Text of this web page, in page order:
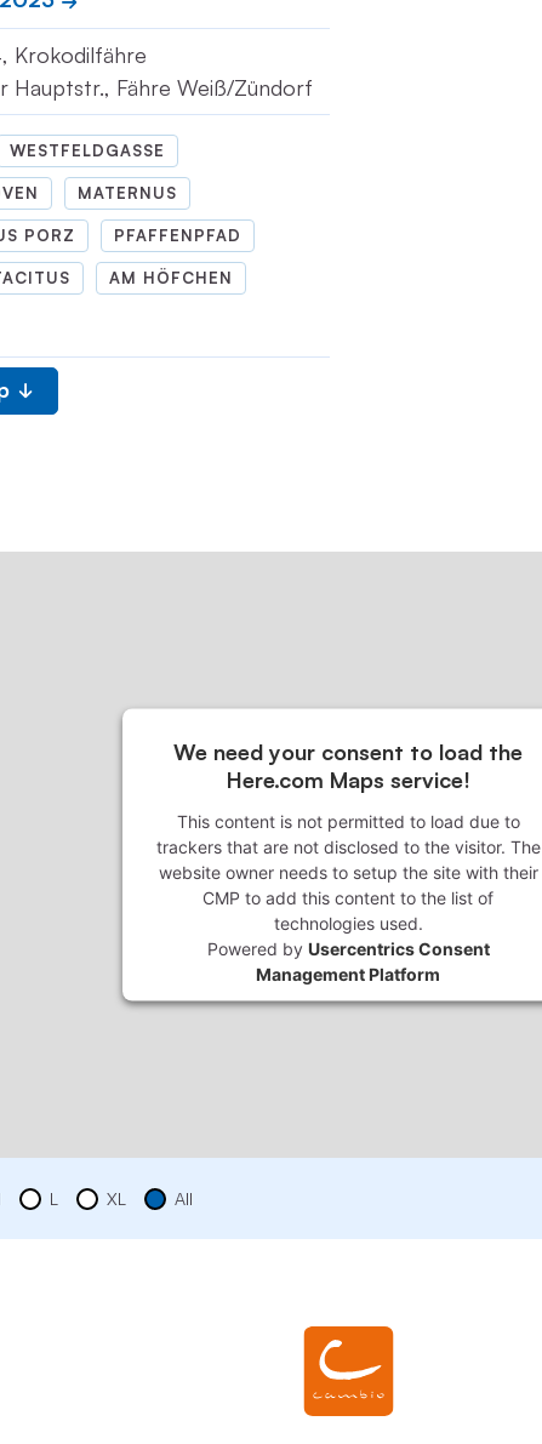
Krokodilfähre
Hauptstr., Fähre Weiß/Zündorf
WESTFELDGASSE
MATERNUS
PORZ PFAFFENPFAD
AM HÖFCHEN
We need your consent to load the
Here.com Maps service!
This content is not permitted to load due to
trackers that are not disclosed to the visitor. The
website owner needs to setup the site with their
CMP to add this content to the list of
technologies used.
Powered by Usercentrics Consent
Management Platform
L XL All